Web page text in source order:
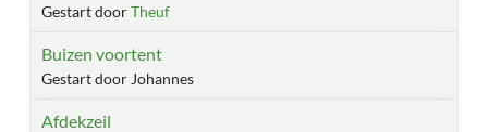
Gestart doorTheuf
Buizen voortent
Gestart door Johannes
Afdekzeil